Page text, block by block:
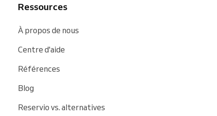
Ressources
À propos de nous
Centre d'aide
Références
Blog
Reservio vs. alternatives